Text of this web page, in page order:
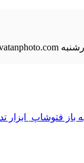
باز فتوشاپ ابزار